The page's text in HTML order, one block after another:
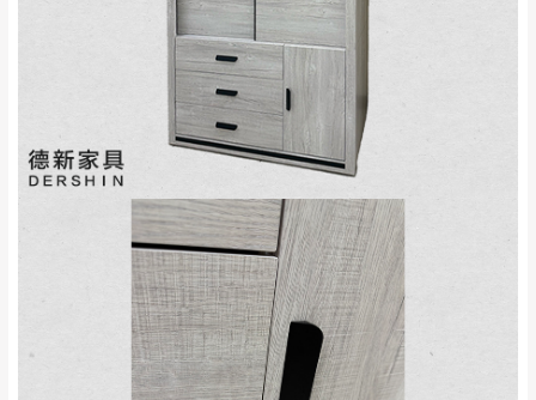
配送天數：5~14天
到貨時間：指定送貨日當天以電話聯絡確認
｜周（一）配送部門固定公休無送貨｜
台北市、新北市地區固定每周(三)、(日)兩天收送貨
暫無配送地區：彰化、南投、雲林、嘉義、台南、高
雄、屏東、宜蘭、 花蓮、台東、金門、馬祖、澎湖地區
（可於LINE線上詢問 →@dershin）
工作天內送達，如遇國定假日將順延寄送。
若收到不良品，請於到貨日起七日內通知本
公司客服人員，我們將為您更換新品，運費
皆由本站負責，所有退回及換貨之商品必須
是全新狀態且完整包裝，床墊、床包、枕頭
類產品需為未拆封狀態(請保持商品、附件、
包裝、廠商紙及所有附隨文件或資料之完整
性)，若未依照上述方式處理，恕無法接受退
貨。
由於透過電腦螢幕選購商品，可能會因個人